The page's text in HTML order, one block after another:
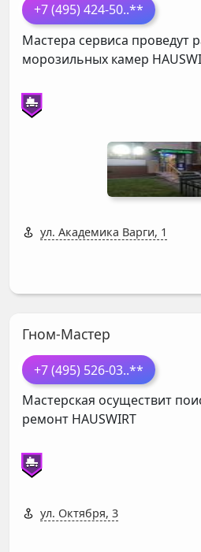
+7 (495) 424-50..**
Мастера сервиса проведут
морозильных камер
ул. Академика Варги, 1
Гном-Мастер
+7 (495) 526-03..**
Мастерская осуществит
ремонт HAUSWIRT
ул. Октября, 3